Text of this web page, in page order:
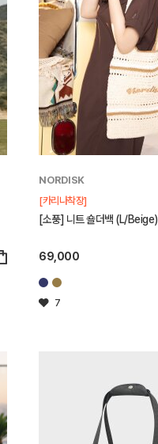
NORDISK
[카리나착장]
[소풍] 니트 숄더백 (L/Beige)
69,000
7